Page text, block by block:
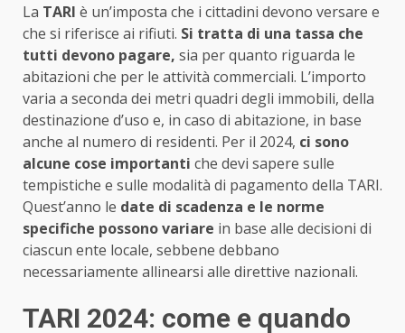
La TARI è un’imposta che i cittadini devono versare e
che si riferisce ai rifiuti. Si tratta di una tassa che
tutti devono pagare, sia per quanto riguarda le
abitazioni che per le attività commerciali. L’importo
varia a seconda dei metri quadri degli immobili, della
destinazione d’uso e, in caso di abitazione, in base
anche al numero di residenti. Per il 2024, ci sono
alcune cose importanti che devi sapere sulle
tempistiche e sulle modalità di pagamento della TARI.
Quest’anno le date di scadenza e le norme
specifiche possono variare in base alle decisioni di
ciascun ente locale, sebbene debbano
necessariamente allinearsi alle direttive nazionali.
TARI 2024: come e quando